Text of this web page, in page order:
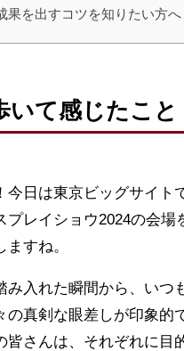
果を出すコツを知りたい方へ
いて感じたこと
今日は東京ビッグサイト
プレイショウ2024の会場
すね。
み入れた瞬間から、いつ
の真剣な眼差しが印象的
皆さんは、それぞれに目